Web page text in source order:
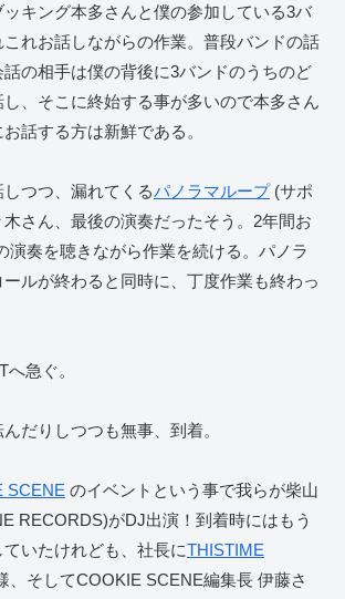
キング本多さんと僕の参加している3バ
これお話しながらの作業。普段バンドの話
の相手は僕の背後に3バンドのうちのど
、そこに終始する事が多いので本多さん
話する方は新鮮である。
つつ、漏れてくるパノラマループ(サポ
さん、最後の演奏だったそう。2年間お
演奏を聴きながら作業を続ける。パノラ
ルが終わると同時に、丁度作業も終わっ
急ぐ。
だりしつつも無事、到着。
SCENE のイベントという事で我らが柴山
RECORDS)がDJ出演！到着時にはもう
いたけれども、社長にTHISTIME
、そしてCOOKIE SCENE編集長 伊藤さ